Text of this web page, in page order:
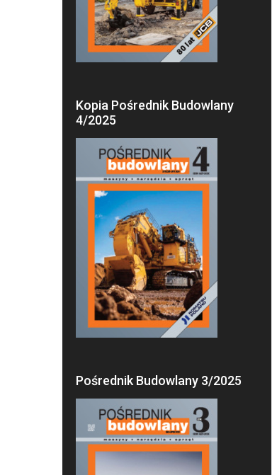
Kopia Pośrednik Budowlany
4/2025
Pośrednik Budowlany 3/2025